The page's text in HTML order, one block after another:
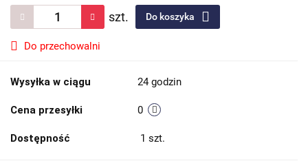
szt. Do koszyka
Do przechowalni
Wysyłka w ciągu 24 godzin
Cena przesyłki 0
Dostępność 1 szt.